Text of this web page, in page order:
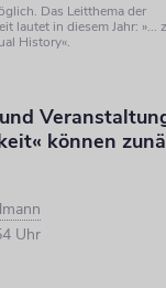
Das Leitthema der
lautet in diesem Jahr: »...
History«.
können
Uhr